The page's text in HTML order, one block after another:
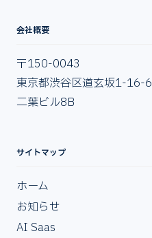
サイトマップ
ホーム
お知らせ
AI Saas
会社概要
〒150-0043
東京都渋谷区道玄坂1-16-6
二葉ビル8B